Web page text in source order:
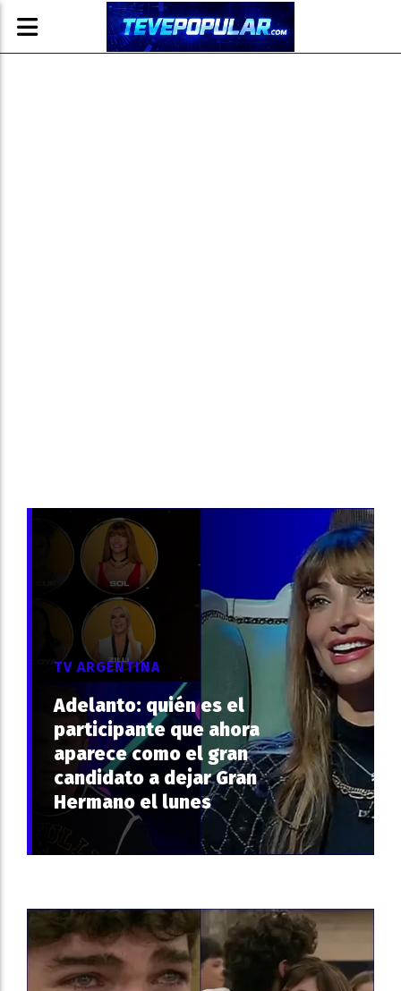
Adelanto: quién es el
participante que ahora
aparece como el gran
candidato a dejar Gran
Hermano el lunes
TV ARGENTINA